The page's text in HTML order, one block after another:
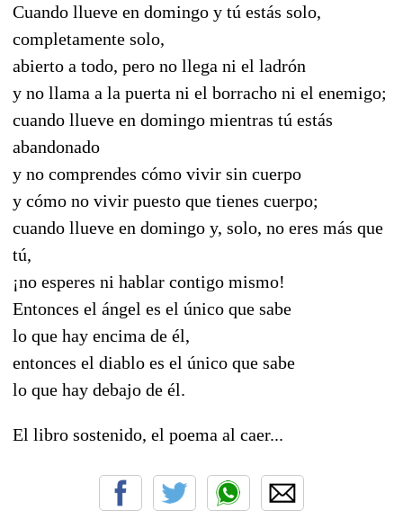
Cuando llueve en domingo y tú estás solo,
completamente solo,
abierto a todo, pero no llega ni el ladrón
y no llama a la puerta ni el borracho ni el enemigo;
cuando llueve en domingo mientras tú estás
abandonado
y no comprendes cómo vivir sin cuerpo
y cómo no vivir puesto que tienes cuerpo;
cuando llueve en domingo y, solo, no eres más que
tú,
¡no esperes ni hablar contigo mismo!
Entonces el ángel es el único que sabe
lo que hay encima de él,
entonces el diablo es el único que sabe
lo que hay debajo de él.
El libro sostenido, el poema al caer...